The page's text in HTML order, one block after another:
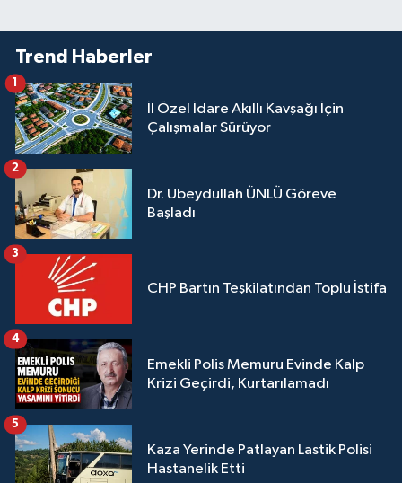
Trend Haberler
İl Özel İdare Akıllı Kavşağı İçin
Çalışmalar Sürüyor
1
Dr. Ubeydullah ÜNLÜ Göreve
Başladı
2
CHP Bartın Teşkilatından Toplu İstifa
3
Emekli Polis Memuru Evinde Kalp
Krizi Geçirdi, Kurtarılamadı
4
Kaza Yerinde Patlayan Lastik Polisi
Hastanelik Etti
5